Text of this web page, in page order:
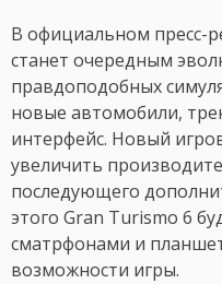
В официальном пресс-
станет очередным
правдоподобных
новые автомобили,
интерфейс. Новый
увеличить
последующего
этого Gran Turismo 6
сматрфонами и
возможности игры.